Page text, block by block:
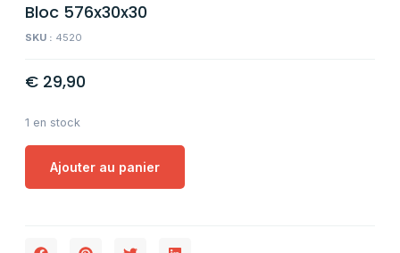
Bloc 576x30x30
SKU : 4520
€ 29,90
1 en stock
Ajouter au panier